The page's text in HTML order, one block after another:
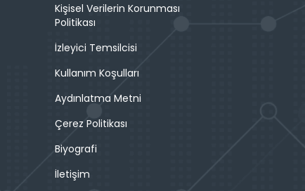
Kişisel Verilerin Korunması
Politikası
İzleyici Temsilcisi
Kullanım Koşulları
Aydınlatma Metni
Çerez Politikası
Biyografi
İletişim